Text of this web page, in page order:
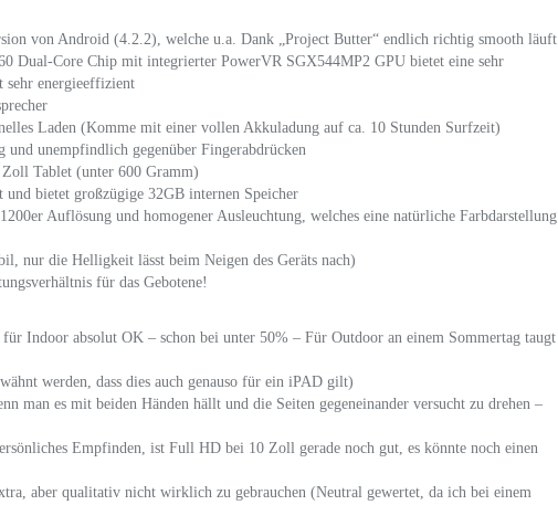
von Android (4.2.2), welche u.a. Dank „Project Butter“ endlich richtig smooth läuft
Dual-Core Chip mit integrierter PowerVR SGX544MP2 GPU bietet eine sehr
sehr energieeffizient
Laden (Komme mit einer vollen Akkuladung auf ca. 10 Stunden Surfzeit)
unempfindlich gegenüber Fingerabdrücken
Tablet (unter 600 Gramm)
und bietet großzügige 32GB internen Speicher
Auflösung und homogener Ausleuchtung, welches eine natürliche Farbdarstellung
nur die Helligkeit lässt beim Neigen des Geräts nach)
für das Gebotene!
Indoor absolut OK – schon bei unter 50% – Für Outdoor an einem Sommertag taugt
werden, dass dies auch genauso für ein iPAD gilt)
man es mit beiden Händen hällt und die Seiten gegeneinander versucht zu drehen –
Empfinden, ist Full HD bei 10 Zoll gerade noch gut, es könnte noch einen
aber qualitativ nicht wirklich zu gebrauchen (Neutral gewertet, da ich bei einem